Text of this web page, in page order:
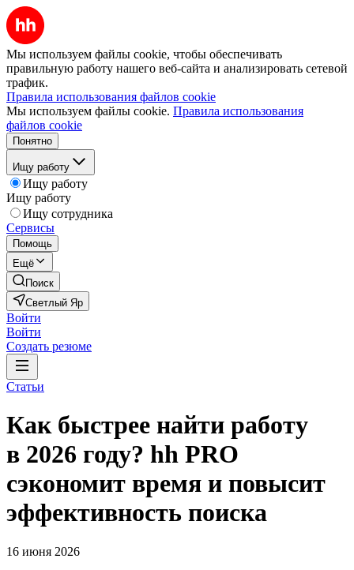
Мы используем файлы cookie, чтобы обеспечивать
правильную работу нашего веб-сайта и анализировать сетевой
трафик.
Правила использования файлов cookie
Мы используем файлы cookie. Правила использования
файлов cookie
Понятно
Ищу работу
Ищу работу
Ищу работу
Ищу сотрудника
Сервисы
Помощь
Ещё
Поиск
Светлый Яр
Войти
Войти
Создать резюме
Статьи
Как быстрее найти работу
в 2026 году? hh PRO
сэкономит время и повысит
эффективность поиска
16 июня 2026